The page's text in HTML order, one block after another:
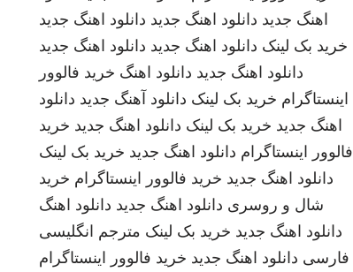
اهنگ جدید دانلود اهنگ جدید دانلود اهنگ جدید
خرید بک لینک دانلود اهنگ جدید دانلود اهنگ جدید
دانلود اهنگ جدید دانلود اهنگ خرید فالوور
اینستاگرام خرید بک لینک دانلود آهنگ جدید دانلود
اهنگ جدید خرید بک لینک دانلود اهنگ جدید خرید
فالوور اینستاگرام دانلود اهنگ جدید خرید بک لینک
دانلود اهنگ جدید خرید فالوور اینستاگرام خرید
شال و روسری دانلود اهنگ جدید دانلود اهنگ
دانلود اهنگ جدید خرید بک لینک مترجم انگلیسی
فارسی دانلود اهنگ جدید خرید فالوور اینستاگرام